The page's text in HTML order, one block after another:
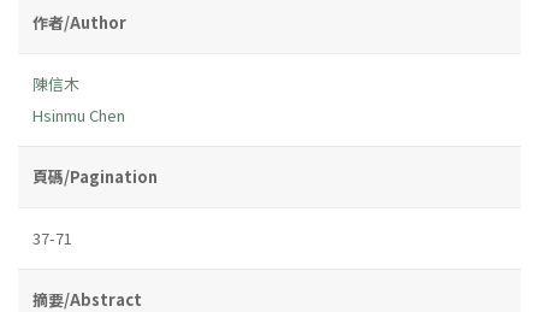
作者/Author
陳信木
Hsinmu Chen
頁碼/Pagination
37-71
摘要/Abstract